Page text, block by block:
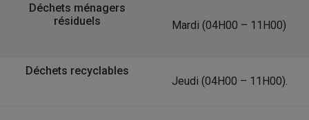
Déchets ménagers
résiduels
Mardi (04H00 – 11H00)
Déchets recyclables
Jeudi (04H00 – 11H00).